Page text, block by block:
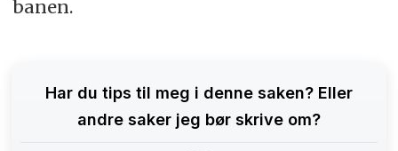
banen.
Har du tips til meg i denne saken? Eller
andre saker jeg bør skrive om?